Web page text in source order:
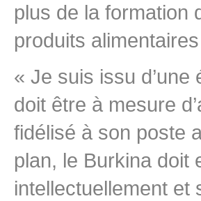
plus de la formation
produits
« Je suis issu
doit être à mesure
fidélisé à son poste
plan, le Burkina doit
intellectuellement et